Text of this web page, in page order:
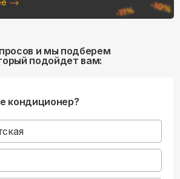
и мы подберем
подойдет вам:
кондиционер?